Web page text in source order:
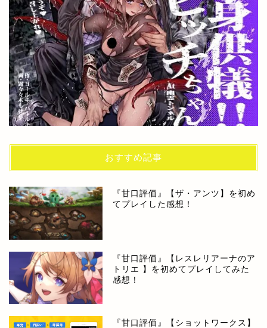
おすすめ記事
『甘口評価』【ザ・アンツ】を初め
てプレイした感想！
『甘口評価』【レスレリアーナのア
トリエ 】を初めてプレイしてみた
感想！
『甘口評価』【ショットワークス】